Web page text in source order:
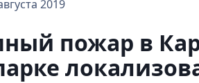
2019
пожар в